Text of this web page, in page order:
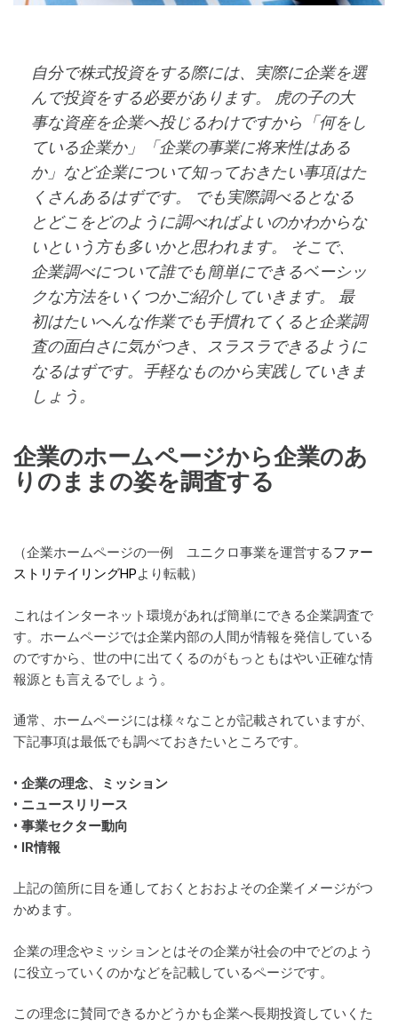
自分で株式投資をする際には、実際に企業を選
んで投資をする必要があります。 虎の子の大
事な資産を企業へ投じるわけですから「何をし
ている企業か」「企業の事業に将来性はある
か」など企業について知っておきたい事項はた
くさんあるはずです。 でも実際調べるとなる
とどこをどのように調べればよいのかわからな
いという方も多いかと思われます。 そこで、
企業調べについて誰でも簡単にできるベーシッ
クな方法をいくつかご紹介していきます。 最
初はたいへんな作業でも手慣れてくると企業調
査の面白さに気がつき、スラスラできるように
なるはずです。手軽なものから実践していきま
しょう。
企業のホームページから企業のあ
りのままの姿を調査する
（企業ホームページの一例 ユニクロ事業を運営するファー
ストリテイリングHPより転載）
これはインターネット環境があれば簡単にできる企業調査で
す。ホームページでは企業内部の人間が情報を発信している
のですから、世の中に出てくるのがもっともはやい正確な情
報源とも言えるでしょう。
通常、ホームページには様々なことが記載されていますが、
下記事項は最低でも調べておきたいところです。
• 企業の理念、ミッション
• ニュースリリース
• 事業セクター動向
• IR情報
上記の箇所に目を通しておくとおおよその企業イメージがつ
かめます。
企業の理念やミッションとはその企業が社会の中でどのよう
に役立っていくのかなどを記載しているページです。
この理念に賛同できるかどうかも企業へ長期投資していくた